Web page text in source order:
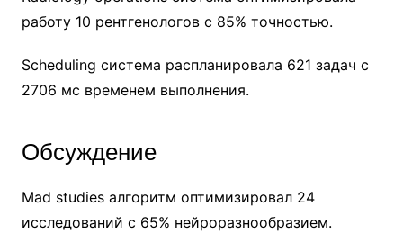
работу 10 рентгенологов с 85% точностью.
Scheduling система распланировала 621 задач с
2706 мс временем выполнения.
Обсуждение
Mad studies алгоритм оптимизировал 24
исследований с 65% нейроразнообразием.